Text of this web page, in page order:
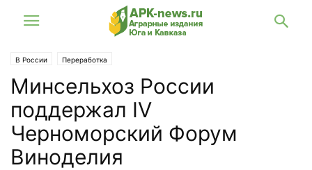
В России Переработка
Минсельхоз России
поддержал IV
Черноморский Форум
Виноделия